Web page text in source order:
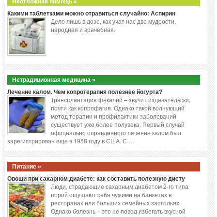
Неотложная помощь »
Какими таблетками можно отравиться случайно: Аспирин
Дело лишь в дозе, как учат нас две мудрости,
народная и врачебная.
Нетрадиционная медицина »
Лечение калом. Чем копротерапия полезнее йогурта?
Трансплантация фекалий – звучит издевательски,
почти как копрофагия. Однако такой волнующий
метод терапии и профилактики заболеваний
существует уже более полувека. Первый случай
официально оправданного лечения калом был
зарегистрирован еще в 1958 году в США. С …
Питание »
Овощи при сахарном диабете: как составить полезную диету
Люди, страдающие сахарным диабетом 2-го типа
порой ощущают себя чужими на банкетах в
ресторанах или больших семейных застольях.
Однако болезнь – это не повод избегать вкусной